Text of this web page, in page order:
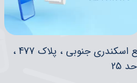
: تهران ،خیابان آزادی ، تقاطع اسکندری جنوبی ، پلاک 477 ،